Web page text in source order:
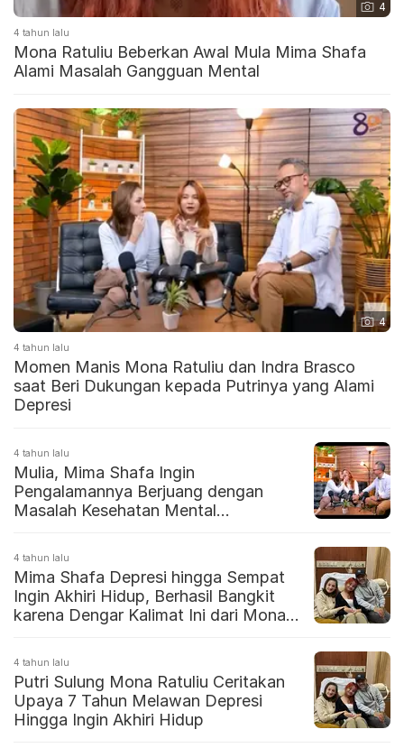
4
4 tahun lalu
Mona Ratuliu Beberkan Awal Mula Mima Shafa
Alami Masalah Gangguan Mental
4
4 tahun lalu
Momen Manis Mona Ratuliu dan Indra Brasco
saat Beri Dukungan kepada Putrinya yang Alami
Depresi
4 tahun lalu
Mulia, Mima Shafa Ingin
Pengalamannya Berjuang dengan
Masalah Kesehatan Mental
4 tahun lalu
Mima Shafa Depresi hingga Sempat
Ingin Akhiri Hidup, Berhasil Bangkit
karena Dengar Kalimat Ini dari Mona
4 tahun lalu
Putri Sulung Mona Ratuliu Ceritakan
Upaya 7 Tahun Melawan Depresi
Hingga Ingin Akhiri Hidup